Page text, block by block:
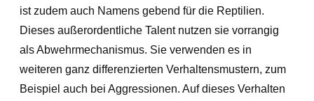
ist zudem auch Namens gebend für die Reptilien.
Dieses außerordentliche Talent nutzen sie vorrangig
als Abwehrmechanismus. Sie verwenden es in
weiteren ganz differenzierten Verhaltensmustern, zum
Beispiel auch bei Aggressionen. Auf dieses Verhalten